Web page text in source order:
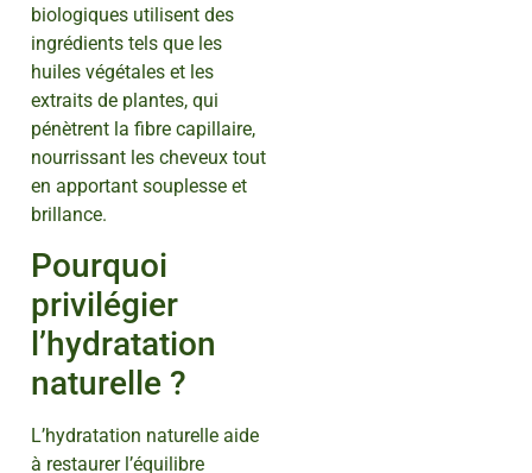
biologiques utilisent des
ingrédients tels que les
huiles végétales et les
extraits de plantes, qui
pénètrent la fibre capillaire,
nourrissant les cheveux tout
en apportant souplesse et
brillance.
Pourquoi
privilégier
l’hydratation
naturelle ?
L’hydratation naturelle aide
à restaurer l’équilibre